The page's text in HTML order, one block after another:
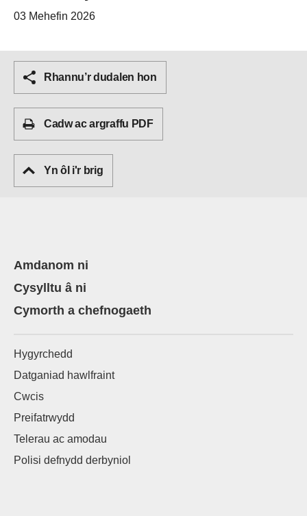
03 Mehefin 2026
Rhannu’r dudalen hon
Cadw ac argraffu PDF
Yn ôl i'r brig
Amdanom ni
Cysylltu â ni
Cymorth a chefnogaeth
Hygyrchedd
Datganiad hawlfraint
Cwcis
Preifatrwydd
Telerau ac amodau
Polisi defnydd derbyniol